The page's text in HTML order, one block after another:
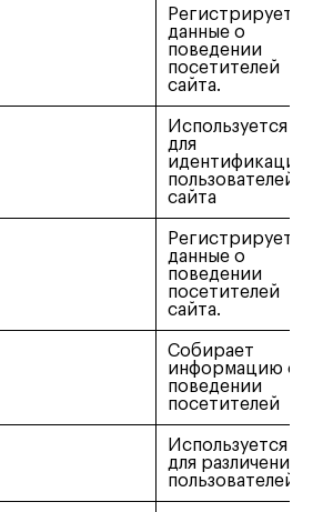
Регистрирует
данные о
поведении
посетителей
сайта.
Используется
для
идентификации
пользователей
сайта
Регистрирует
данные о
поведении
посетителей
сайта.
Собирает
информацию о
поведении
посетителей
Используется
для различения
пользователей